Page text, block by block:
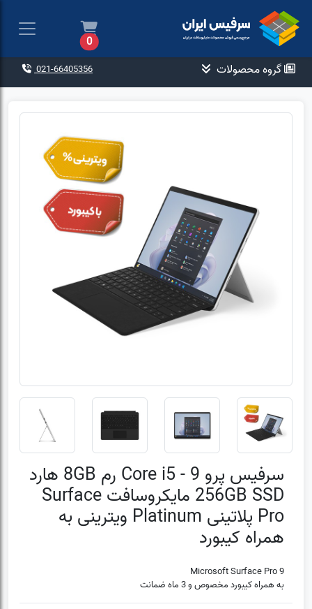
0
گروه محصولات 021-66405356
سرفیس پرو 9 - Core i5 رم 8GB هارد
256GB SSD مایکروسافت Surface
Pro پلاتینی Platinum ویترینی به
همراه کیبورد
Microsoft Surface Pro 9
به همراه کیبورد مخصوص و 3 ماه ضمانت